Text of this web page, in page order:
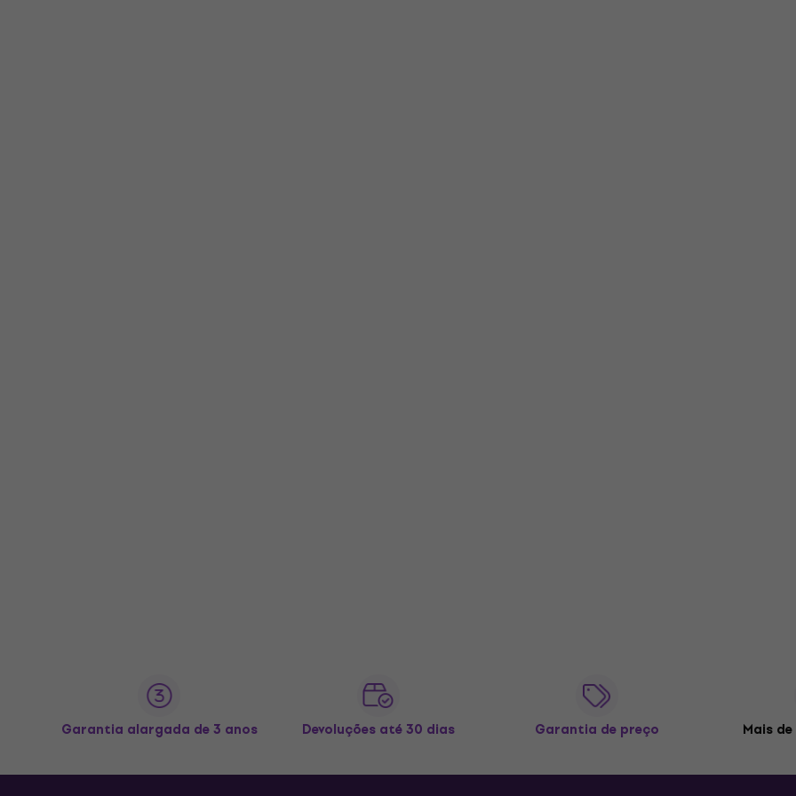
Garantia alargada de 3 anos Devoluções até 30 dias Garantia de preço Mais